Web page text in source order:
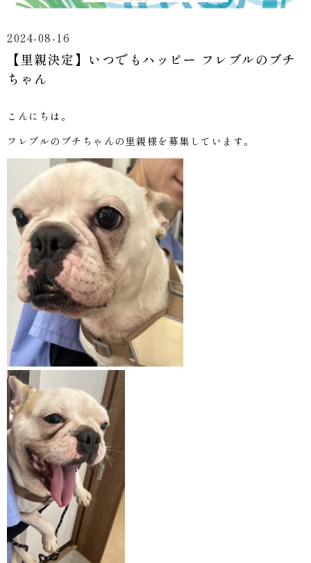
2024-08-16
【里親決定】いつでもハッピー フレブルのブチ
ちゃん
こんにちは。
フレブルのブチちゃんの里親様を募集しています。